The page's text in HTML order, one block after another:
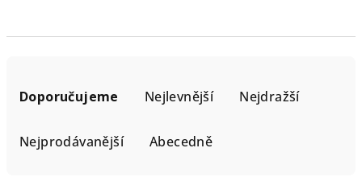
Doporučujeme Nejlevnější Nejdražší
Nejprodávanější Abecedně